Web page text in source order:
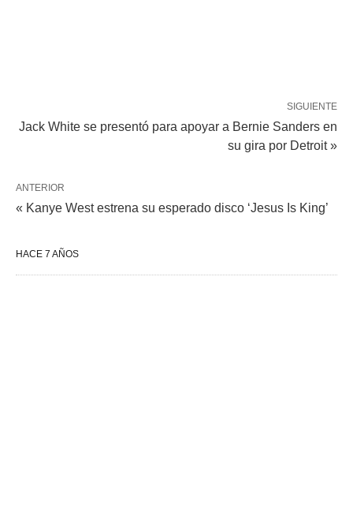
SIGUIENTE
Jack White se presentó para apoyar a Bernie Sanders en
su gira por Detroit »
ANTERIOR
« Kanye West estrena su esperado disco ‘Jesus Is King’
HACE 7 AÑOS